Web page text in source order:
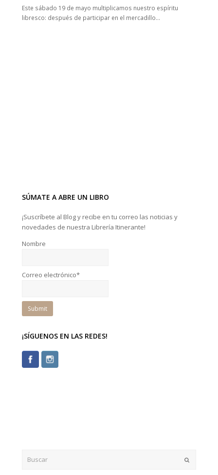
Este sábado 19 de mayo multiplicamos nuestro espíritu
libresco: después de participar en el mercadillo…
SÚMATE A ABRE UN LIBRO
¡Suscríbete al Blog y recibe en tu correo las noticias y
novedades de nuestra Librería Itinerante!
Nombre
Correo electrónico*
¡SÍGUENOS EN LAS REDES!